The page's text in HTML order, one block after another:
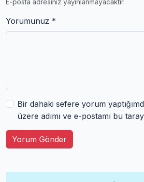
E-posta adresiniz yayınlanmayacaktır.
Yorumunuz *
Bir dahaki sefere yorum
üzere adımı ve e-postamı bu
Yorum Gönder